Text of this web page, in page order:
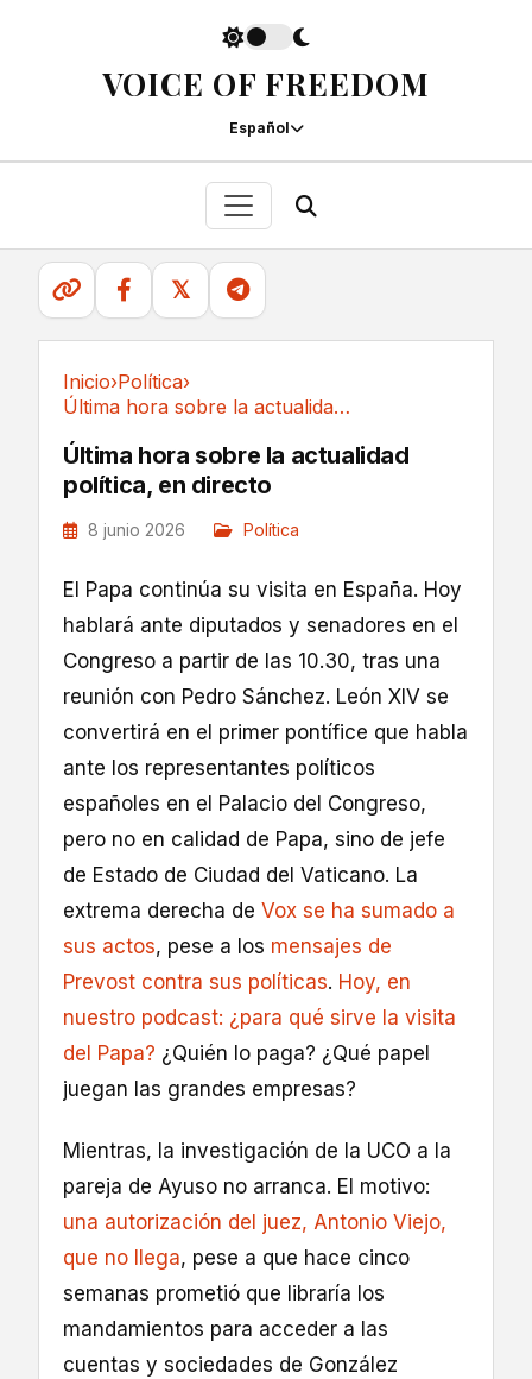
VOICE OF FREEDOM
Español
𝕏
Inicio›Política›
Última hora sobre la actualidad política, en directo
Última hora sobre la actualidad
política, en directo
8 junio 2026 Política
El Papa continúa su visita en España. Hoy
hablará ante diputados y senadores en el
Congreso a partir de las 10.30, tras una
reunión con Pedro Sánchez. León XIV se
convertirá en el primer pontífice que habla
ante los representantes políticos
españoles en el Palacio del Congreso,
pero no en calidad de Papa, sino de jefe
de Estado de Ciudad del Vaticano. La
extrema derecha de Vox se ha sumado a
sus actos, pese a los mensajes de
Prevost contra sus políticas. Hoy, en
nuestro podcast: ¿para qué sirve la visita
del Papa? ¿Quién lo paga? ¿Qué papel
juegan las grandes empresas?
Mientras, la investigación de la UCO a la
pareja de Ayuso no arranca. El motivo:
una autorización del juez, Antonio Viejo,
que no llega, pese a que hace cinco
semanas prometió que libraría los
mandamientos para acceder a las
cuentas y sociedades de González